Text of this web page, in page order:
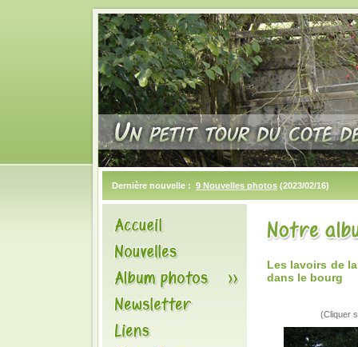
Dernière nouvelle : 9 Nouvelles photos (2023/02/16)
Les lavoirs de
dans le bourg
(Cliquer